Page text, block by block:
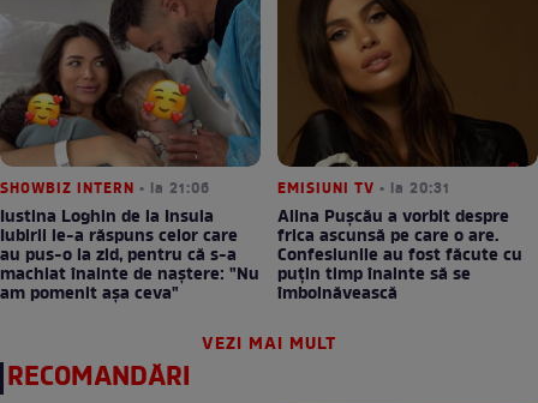
SHOWBIZ INTERN • la 21:06
Iustina Loghin de la Insula
Iubirii le-a răspuns celor care
au pus-o la zid, pentru că s-a
machiat înainte de naștere: "Nu
am pomenit așa ceva"
EMISIUNI TV • la 20:31
Alina Pușcău a vorbit despre
frica ascunsă pe care o are.
Confesiunile au fost făcute cu
puțin timp înainte să se
îmbolnăvească
VEZI MAI MULT
RECOMANDĂRI